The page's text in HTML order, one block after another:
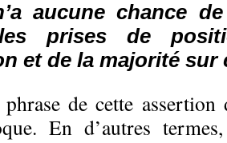
aucune chance
prises de
et de la majorité sur
de cette
En d’autres